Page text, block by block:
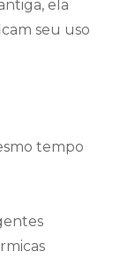
ela
seu uso
tempo